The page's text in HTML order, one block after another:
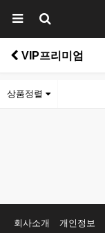
VIP프리미엄
상품정렬
회사소개 개인정보